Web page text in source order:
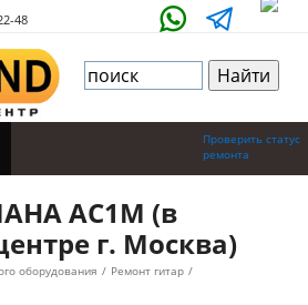
48
Проверить статус
ремонта
AC1M (в
г. Москва)
оборудования / Ремонт гитар /